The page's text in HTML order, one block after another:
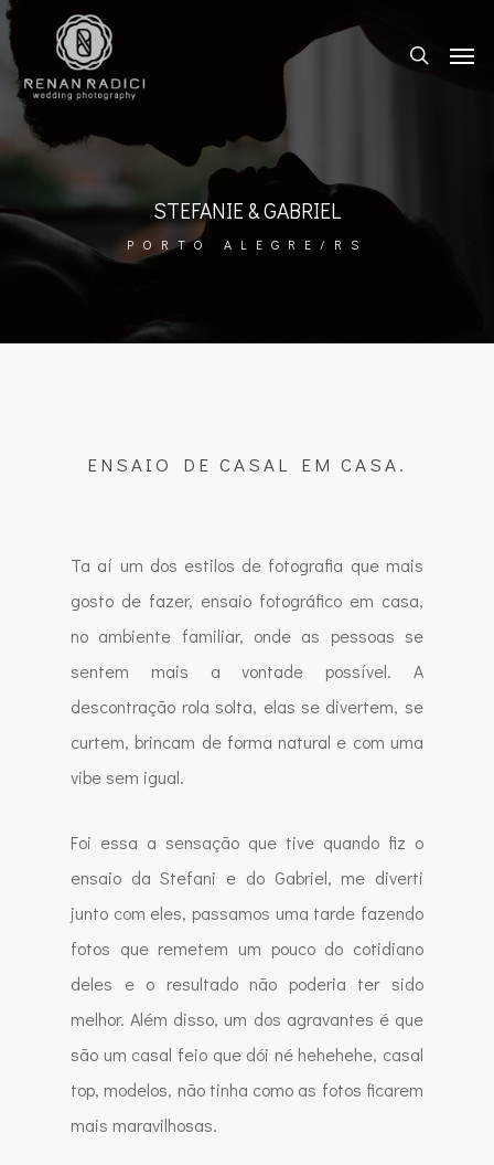
STEFANIE & GABRIEL
PORTO ALEGRE/RS
ENSAIO DE CASAL EM CASA.
Ta aí um dos estilos de fotografia que mais
gosto de fazer, ensaio fotográfico em casa,
no ambiente familiar, onde as pessoas se
sentem mais a vontade possível. A
descontração rola solta, elas se divertem, se
curtem, brincam de forma natural e com uma
vibe sem igual.
Foi essa a sensação que tive quando fiz o
ensaio da Stefani e do Gabriel, me diverti
junto com eles, passamos uma tarde fazendo
fotos que remetem um pouco do cotidiano
deles e o resultado não poderia ter sido
melhor. Além disso, um dos agravantes é que
são um casal feio que dói né hehehehe, casal
top, modelos, não tinha como as fotos ficarem
mais maravilhosas.